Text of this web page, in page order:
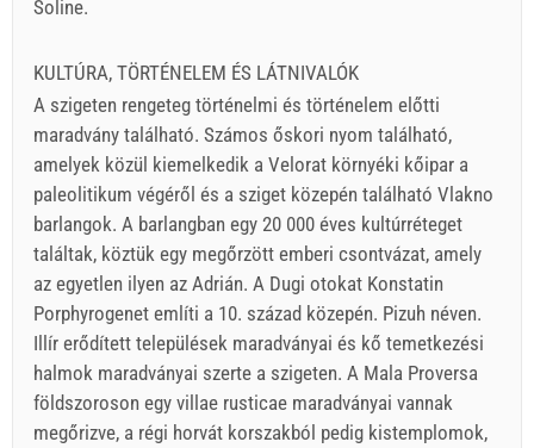
Soline.
KULTÚRA, TÖRTÉNELEM ÉS LÁTNIVALÓK
A szigeten rengeteg történelmi és történelem előtti
maradvány található. Számos őskori nyom található,
amelyek közül kiemelkedik a Velorat környéki kőipar a
paleolitikum végéről és a sziget közepén található Vlakno
barlangok. A barlangban egy 20 000 éves kultúrréteget
találtak, köztük egy megőrzött emberi csontvázat, amely
az egyetlen ilyen az Adrián. A Dugi otokat Konstatin
Porphyrogenet említi a 10. század közepén. Pizuh néven.
Illír erődített települések maradványai és kő temetkezési
halmok maradványai szerte a szigeten. A Mala Proversa
földszoroson egy villae rusticae maradványai vannak
megőrizve, a régi horvát korszakból pedig kistemplomok,